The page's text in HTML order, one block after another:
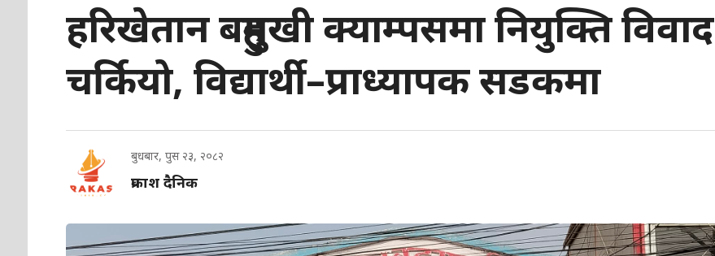
हरिखेतान बहुमुखी क्याम्पसमा नियुक्ति विवाद
चर्कियो, विद्यार्थी–प्राध्यापक सडकमा
बुधबार, पुस २३, २०८२
प्रकाश दैनिक